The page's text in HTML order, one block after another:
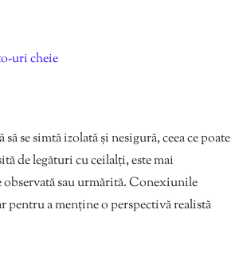
uri cheie
se simtă izolată și nesigură, ceea ce poate
de legături cu ceilalți, este mai
observată sau urmărită. Conexiunile
a menține o perspectivă realistă